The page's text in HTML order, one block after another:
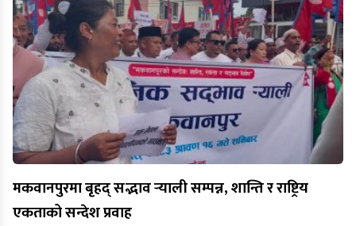
मकवानपुरमा बृहद् सद्भाव र्‍याली सम्पन्न, शान्ति र राष्ट्रिय
एकताको सन्देश प्रवाह